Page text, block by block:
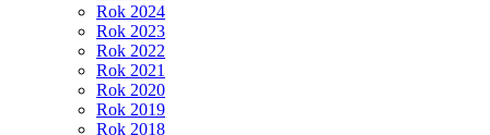
Rok 2024
Rok 2023
Rok 2022
Rok 2021
Rok 2020
Rok 2019
Rok 2018